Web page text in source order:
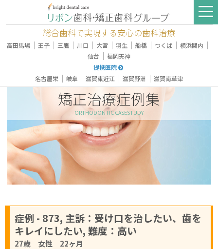
総合歯科で実現する安心の歯科治療
高田馬場 ｜ 王子 ｜ 三鷹 ｜ 川口 ｜ 大宮 ｜ 羽生 ｜ 船橋 ｜ つくば ｜ 横浜関内 ｜
仙台 ｜ 福岡天神
提携医院
名古屋栄 ｜ 岐阜 ｜ 滋賀東近江 ｜ 滋賀野洲 ｜ 滋賀南草津
矯正治療症例集
ORTHODONTIC CASESTUDY
症例 - 873, 主訴：受け口を治したい、歯を
キレイにしたい, 難度：高い
27歳 女性 22ヶ月